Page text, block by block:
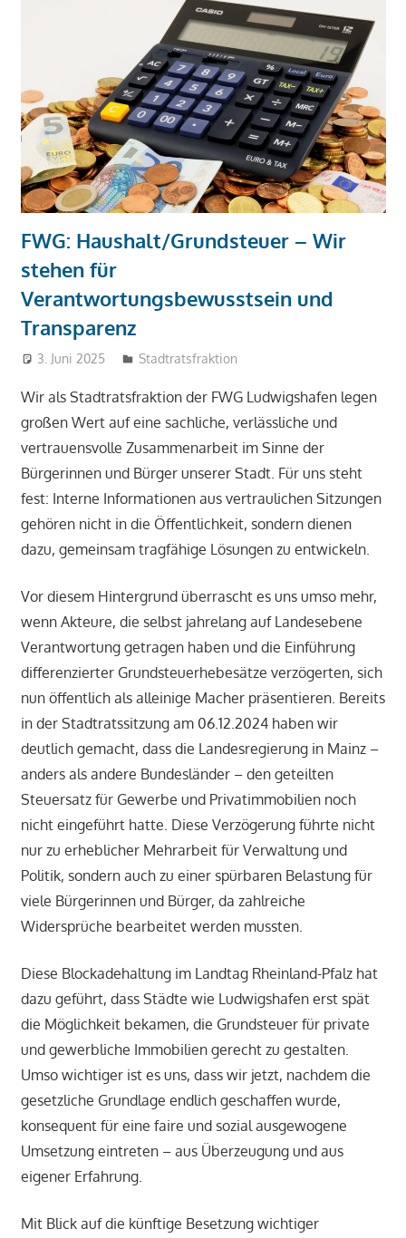
FWG: Haushalt/Grundsteuer – Wir
stehen für
Verantwortungsbewusstsein und
Transparenz
3. Juni 2025 admin
Stadtratsfraktion
Wir als Stadtratsfraktion der FWG Ludwigshafen legen
großen Wert auf eine sachliche, verlässliche und
vertrauensvolle Zusammenarbeit im Sinne der
Bürgerinnen und Bürger unserer Stadt. Für uns steht
fest: Interne Informationen aus vertraulichen Sitzungen
gehören nicht in die Öffentlichkeit, sondern dienen
dazu, gemeinsam tragfähige Lösungen zu entwickeln.
Vor diesem Hintergrund überrascht es uns umso mehr,
wenn Akteure, die selbst jahrelang auf Landesebene
Verantwortung getragen haben und die Einführung
differenzierter Grundsteuerhebesätze verzögerten, sich
nun öffentlich als alleinige Macher präsentieren. Bereits
in der Stadtratssitzung am 06.12.2024 haben wir
deutlich gemacht, dass die Landesregierung in Mainz –
anders als andere Bundesländer – den geteilten
Steuersatz für Gewerbe und Privatimmobilien noch
nicht eingeführt hatte. Diese Verzögerung führte nicht
nur zu erheblicher Mehrarbeit für Verwaltung und
Politik, sondern auch zu einer spürbaren Belastung für
viele Bürgerinnen und Bürger, da zahlreiche
Widersprüche bearbeitet werden mussten.
Diese Blockadehaltung im Landtag Rheinland-Pfalz hat
dazu geführt, dass Städte wie Ludwigshafen erst spät
die Möglichkeit bekamen, die Grundsteuer für private
und gewerbliche Immobilien gerecht zu gestalten.
Umso wichtiger ist es uns, dass wir jetzt, nachdem die
gesetzliche Grundlage endlich geschaffen wurde,
konsequent für eine faire und sozial ausgewogene
Umsetzung eintreten – aus Überzeugung und aus
eigener Erfahrung.
Mit Blick auf die künftige Besetzung wichtiger